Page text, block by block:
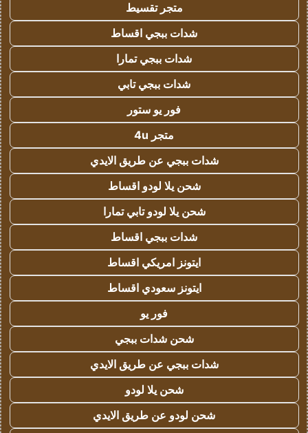
متجر تقسيط
شدات ببجي اقساط
شدات ببجي تمارا
شدات ببجي تابي
فور يو ستور
متجر 4u
شدات ببجي عن طريق الايدي
شحن يلا لودو اقساط
شحن يلا لودو تابي تمارا
شدات ببجي اقساط
ايتونز امريكي اقساط
ايتونز سعودي اقساط
فور يو
شحن شدات ببجي
شدات ببجي عن طريق الايدي
شحن يلا لودو
شحن لودو عن طريق الايدي